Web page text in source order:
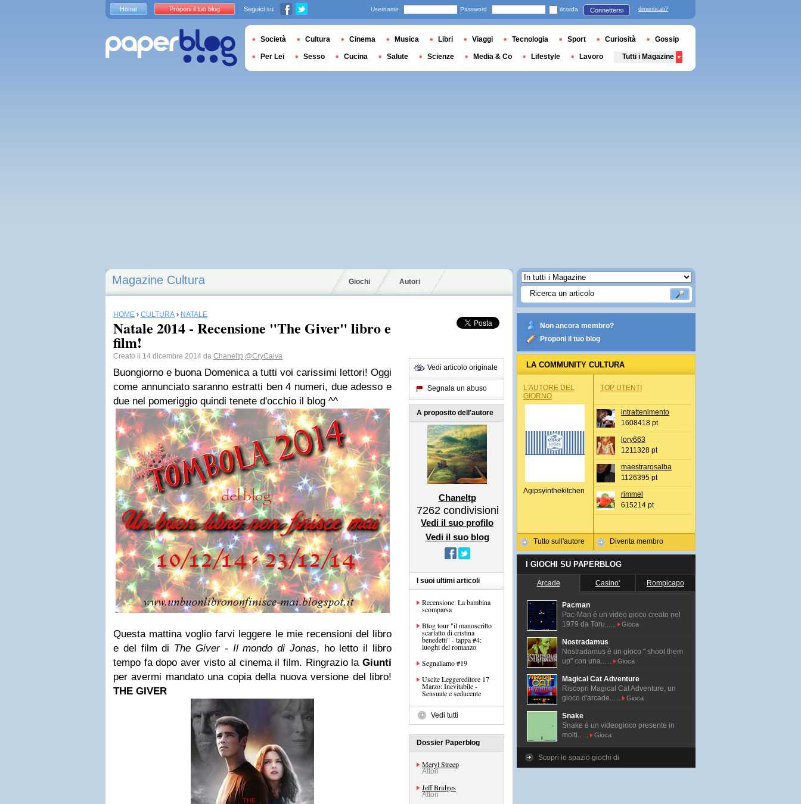
Magazine Cultura Giochi Autori
HOME › CULTURA › NATALE
Natale 2014 - Recensione "The Giver" libro e
film!
Creato il 14 dicembre 2014 da Chaneltp @CryCalva
Buongiorno e buona Domenica a tutti voi carissimi lettori! Oggi
come annunciato saranno estratti ben 4 numeri, due adesso e
due nel pomeriggio quindi tenete d'occhio il blog ^^
Questa mattina voglio farvi leggere le mie recensioni del libro
e del film di The Giver - Il mondo di Jonas, ho letto il libro
tempo fa dopo aver visto al cinema il film. Ringrazio la Giunti
per avermi mandato una copia della nuova versione del libro!
THE GIVER
Vedi articolo originale
Segnala un abuso
A proposito dell'autore
Chaneltp
7262 condivisioni
Vedi il suo profilo
Vedi il suo blog
I suoi ultimi articoli
Recensione: La bambina
scomparsa
Blog tour "il manoscritto
scarlatto di cristina
benedetti" - tappa #4:
luoghi del romanzo
Segnaliamo #19
Uscite Leggereditore 17
Marzo: Inevitabile -
Sensuale e seducente
Vedi tutti
Dossier Paperblog
Meryl Streep
Attori
Jeff Bridges
Attori
Non ancora membro?
Proponi il tuo blog
LA COMMUNITY CULTURA
L'AUTORE DEL
GIORNO
Agipsyinthekitchen
Tutto sull'autore
TOP UTENTI
intrattenimento
1608418 pt
lory663
1211328 pt
maestrarosalba
1126395 pt
rimmel
615214 pt
Diventa membro
I GIOCHI SU PAPERBLOG
Arcade Casino' Rompicapo
Pacman
Pac-Man é un video gioco creato nel
1979 da Toru......
Gioca
Nostradamus
Nostradamus è un gioco " shoot them
up" con una......
Gioca
Magical Cat Adventure
Riscopri Magical Cat Adventure, un
gioco d'arcade......
Gioca
Snake
Snake è un videogioco presente in
molti......
Gioca
Scopri lo spazio giochi di
Home Proponi il tuo blog Seguici su Username Password ricorda Connettersi dimenticati?
Società Cultura Cinema Musica Libri Viaggi Tecnologia Sport Curiosità Gossip
Per Lei Sesso Cucina Salute Scienze Media & Co Lifestyle Lavoro Tutti i Magazine